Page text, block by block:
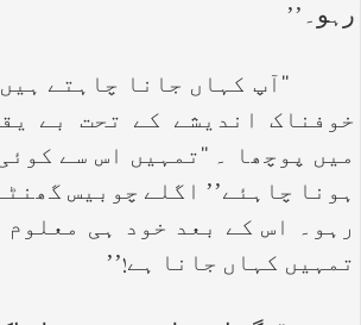
رہو۔’’
‘‘آپ کہاں جانا چاہتے ہیں
خوفناک اندیشے کے تحت بے
میں پوچھا ۔ ‘‘تمہیں اس سے
ہونا چاہئے’’ اگلے چوبیس
رہو۔ اس کے بعد خود ہی معلوم
تمہیں کہاں جانا ہے!’’